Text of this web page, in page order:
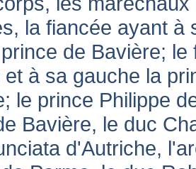
la fiancée ayant à
de Bavière;
et à sa gauche la
le prince Philippe
Bavière, le duc
d'Autriche,